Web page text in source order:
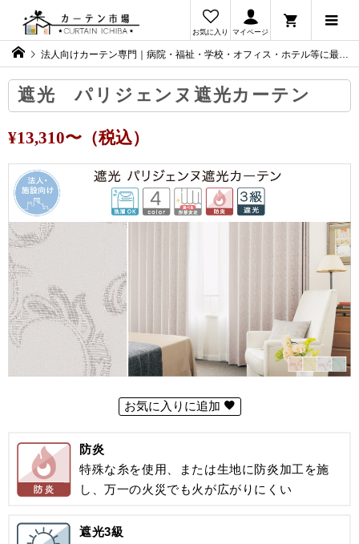
お気に入り マイページ
法人向けカーテン専門｜病院・福祉・学校・オフィス・ホテル等に最適なカーテンをご提案
遮光 パリジェンヌ遮光カーテン
¥13,310〜（税込）
お気に入りに追加
防炎
特殊な糸を使用、または生地に防炎加工を施
し、万一の火災でも火が広がりにくい
遮光3級